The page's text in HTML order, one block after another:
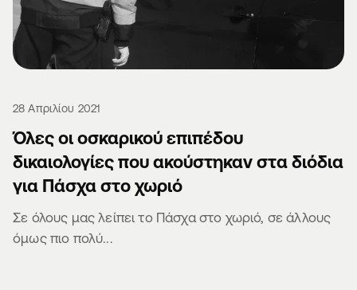
28 Απριλίου 2021
Όλες οι οσκαρικού επιπέδου
δικαιολογίες που ακούστηκαν στα διόδια
για Πάσχα στο χωριό
Σε όλους μας λείπει το Πάσχα στο χωριό, σε άλλους
όμως πιο πολύ...